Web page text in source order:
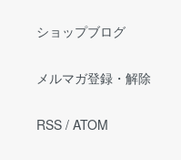
ショップブログ
メルマガ登録・解除
RSS / ATOM